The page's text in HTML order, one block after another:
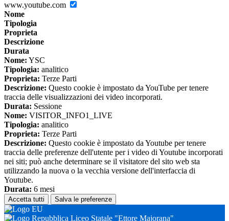
www.youtube.com
Nome
Tipologia
Proprieta
Descrizione
Durata
Nome: YSC
Tipologia: analitico
Proprieta: Terze Parti
Descrizione: Questo cookie è impostato da YouTube per tenere
traccia delle visualizzazioni dei video incorporati.
Durata: Sessione
Nome: VISITOR_INFO1_LIVE
Tipologia: analitico
Proprieta: Terze Parti
Descrizione: Questo cookie è impostato da Youtube per tenere
traccia delle preferenze dell'utente per i video di Youtube incorporati
nei siti; può anche determinare se il visitatore del sito web sta
utilizzando la nuova o la vecchia versione dell'interfaccia di
Youtube.
Durata: 6 mesi
Accetta tutti Salva le preferenze
Liceo Statale "Ettore Majorana"